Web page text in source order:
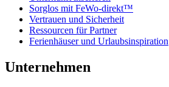
Sorglos mit FeWo-direkt™
Vertrauen und Sicherheit
Ressourcen für Partner
Ferienhäuser und Urlaubsinspiration
Unternehmen